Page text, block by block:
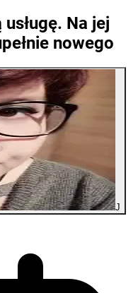
Na jej
nowego
J